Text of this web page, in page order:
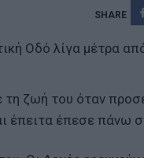
Οδό λίγα μέτρα
ζωή του όταν
έπειτα έπεσε πάνω